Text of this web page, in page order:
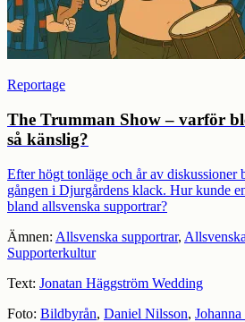
Reportage
The Trumman Show – varför
så känslig?
Efter högt tonläge och år av diskussioner
gången i Djurgårdens klack. Hur kunde
bland allsvenska supportrar?
Ämnen: Allsvenska supportrar,
Supporterkultur
Text: Jonatan Häggström Wedding
Foto: Bildbyrån, Daniel Nilsson,